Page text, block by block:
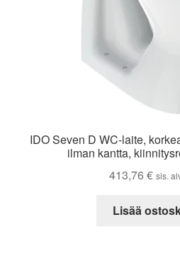
IDO Seven D WC-laite,
ilman kantta,
413,76 € sis.
Lisää